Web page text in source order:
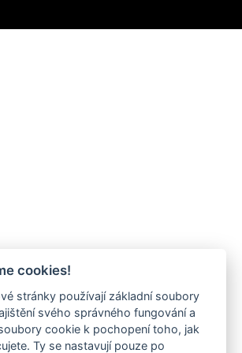
cookies!
stránky používají základní soubory
svého správného fungování a
cookie k pochopení toho, jak
Ty se nastavují pouze po